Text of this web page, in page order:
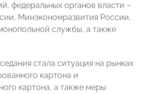
федеральных органов власти –
Минэкономразвития России,
службы, а также
стала ситуация на рынках
картона и
картона, а также меры